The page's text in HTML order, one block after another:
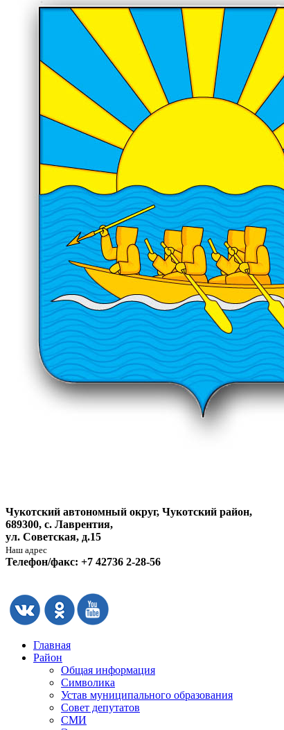
Чукотский автономный округ, Чукотский район,
689300, с. Лаврентия,
ул. Советская, д.15
Наш адрес
Телефон/факс: +7 42736 2-28-56
Главная
Район
Общая информация
Символика
Устав муниципального образования
Совет депутатов
СМИ